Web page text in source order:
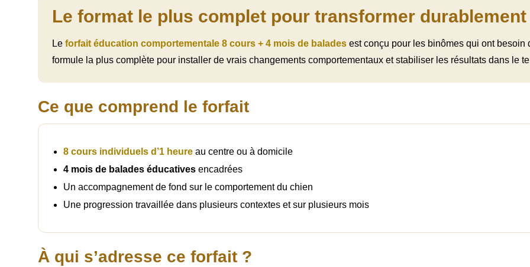
Le format le plus complet pour transformer
Le forfait éducation comportementale 8 cours + 4 mois de balades est conçu pour les binômes qui ont besoin
formule la plus complète pour installer de vrais changements comportementaux et stabiliser les résultats dans le
Ce que comprend le forfait
8 cours individuels d’1 heure au centre ou à domicile
4 mois de balades éducatives encadrées
Un accompagnement de fond sur le comportement du chien
Une progression travaillée dans plusieurs contextes et sur plusieurs mois
À qui s’adresse ce forfait ?